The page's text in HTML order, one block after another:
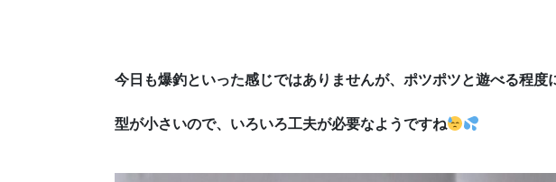
今日も爆釣といった感じではありませんが、ポツポツと遊べる程度
型が小さいので、いろいろ工夫が必要なようですね